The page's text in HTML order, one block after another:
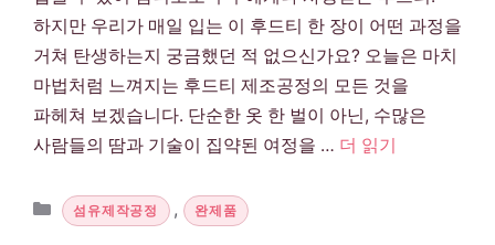
하지만 우리가 매일 입는 이 후드티 한 장이 어떤 과정을
거쳐 탄생하는지 궁금했던 적 없으신가요? 오늘은 마치
마법처럼 느껴지는 후드티 제조공정의 모든 것을
파헤쳐 보겠습니다. 단순한 옷 한 벌이 아닌, 수많은
사람들의 땀과 기술이 집약된 여정을 … 더 읽기
카테고리
섬유제작공정 , 완제품